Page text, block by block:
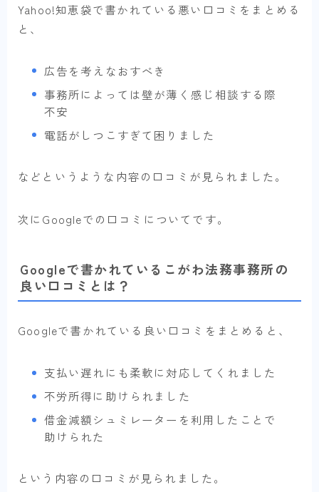
Yahoo!知恵袋で書かれている悪い口コミをまとめる
と、
広告を考えなおすべき
事務所によっては壁が薄く感じ相談する際
不安
電話がしつこすぎて困りました
などというような内容の口コミが見られました。
次にGoogleでの口コミについてです。
Googleで書かれているこがわ法務事務所の
良い口コミとは？
Googleで書かれている良い口コミをまとめると、
支払い遅れにも柔軟に対応してくれました
不労所得に助けられました
借金減額シュミレーターを利用したことで
助けられた
という内容の口コミが見られました。